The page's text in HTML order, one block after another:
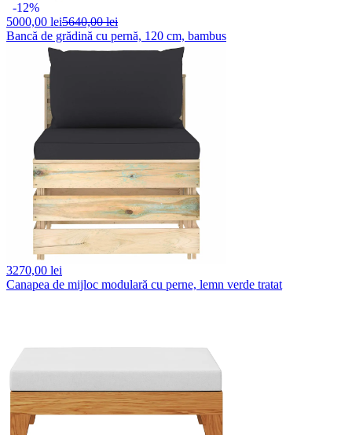
-12%
5000,00 lei5640,00 lei
Bancă de grădină cu pernă, 120 cm, bambus
3270,00 lei
Canapea de mijloc modulară cu perne, lemn verde tratat